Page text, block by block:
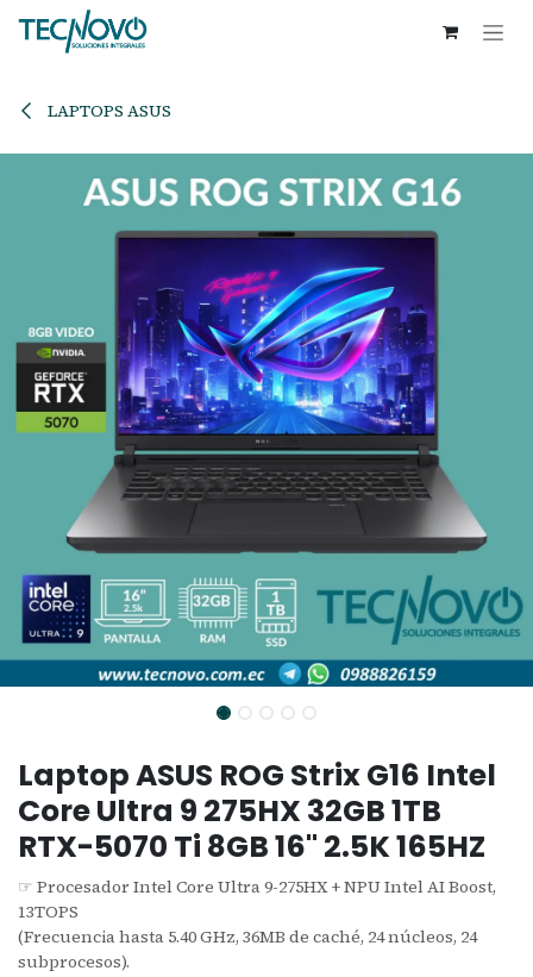
Ir al contenido
LAPTOPS ASUS
Laptop ASUS ROG Strix G16 Intel
Core Ultra 9 275HX 32GB 1TB
RTX-5070 Ti 8GB 16" 2.5K 165HZ
☞ Procesador Intel Core Ultra 9-275HX + NPU Intel AI Boost,
13TOPS
(Frecuencia hasta 5.40 GHz, 36MB de caché, 24 núcleos, 24
subprocesos).